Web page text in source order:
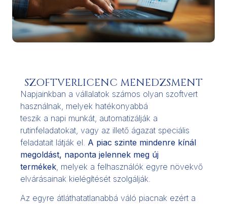
SZOFTVERLICENC MENEDZSMENT
Napjainkban a vállalatok számos olyan szoftvert
használnak, melyek hatékonyabbá
teszik a napi munkát, automatizálják a
rutinfeladatokat, vagy az illető ágazat speciális
feladatait látják el. A piac szinte mindenre kínál
megoldást, naponta jelennek meg új
termékek, melyek a felhasználók egyre növekvő
elvárásainak kielégítését szolgálják.
Az egyre átláthatatlanabbá váló piacnak ezért a